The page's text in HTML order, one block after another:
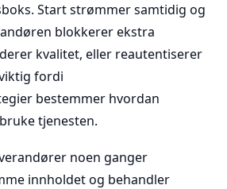
Start strømmer samtidig og
blokkerer ekstra
kvalitet, eller reautentiserer
fordi
bestemmer hvordan
tjenesten.
noen ganger
innholdet og behandler